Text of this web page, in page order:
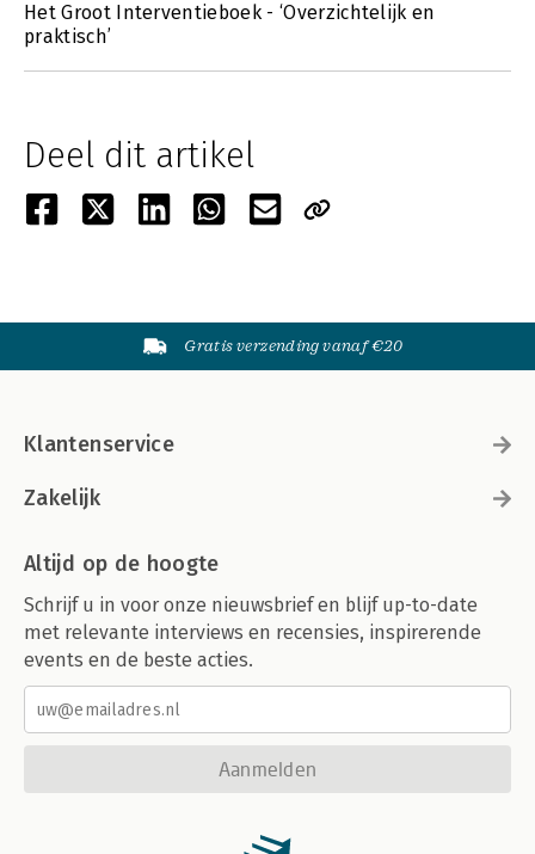
Het Groot Interventieboek - ‘Overzichtelijk en
praktisch’
Deel dit artikel
Gratis verzending vanaf €20
Klantenservice
Zakelijk
Altijd op de hoogte
Schrijf u in voor onze nieuwsbrief en blijf up-to-date
met relevante interviews en recensies, inspirerende
events en de beste acties.
Aanmelden